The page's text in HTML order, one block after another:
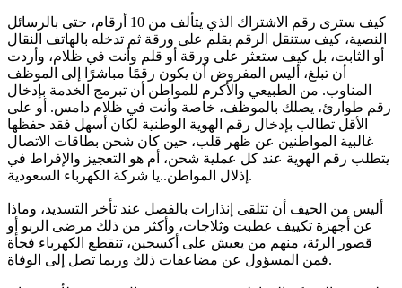
كيف سترى رقم الاشتراك الذي يتألف من 10 أرقام، حتى بالرسائل
النصية، كيف ستنقل الرقم بقلم على ورقة ثم تدخله بالهاتف النقال
أو الثابت، بل كيف ستعثر على ورقة أو قلم وأنت في ظلام، وأردت
أن تبلغ، أليس المفروض أن يكون رقمًا مباشرًا إلى الموظف
المناوب. من الطبيعي والأكرم للمواطن أن تبرمج الخدمة بإدخال
رقم طوارئ، يصلك بالموظف، خاصة وأنت في ظلام دامس. أو على
الأقل تطالب بإدخال رقم الهوية الوطنية لكان أسهل فقد حفظها
غالبية المواطنين عن ظهر قلب، حين كان شحن بطاقات الاتصال
يتطلب رقم الهوية عند كل عملية شحن، أم هو التعجيز والإفراط في
إذلال المواطن..يا شركة الكهرباء السعودية.
أليس من الحيف أن تتلقى إنذارات بالفصل عند تأخر التسديد، وماذا
عن أجهزة تكييف عطبت وثلاجات، وأكثر من ذلك مرضى الربو أو
قصور الرئة، منهم من يعيش على أكسجين، تنقطع الكهرباء فجأة
فمن المسؤول عن مضاعفات ذلك وربما تصل إلى الوفاة.